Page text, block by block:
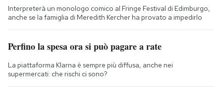
Interpreterà un monologo comico al Fringe Festival di Edimburgo,
anche se la famiglia di Meredith Kercher ha provato a impedirlo
Perfino la spesa ora si può pagare a rate
La piattaforma Klarna è sempre più diffusa, anche nei
supermercati: che rischi ci sono?